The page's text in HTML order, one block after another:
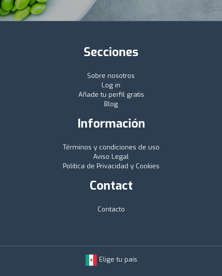
Secciones
Sobre nosotros
Log in
Añade tu perfil gratis
Blog
Información
Términos y condiciones de uso
Aviso Legal
Política de Privacidad y Cookies
Contact
Contacto
Elige tu país